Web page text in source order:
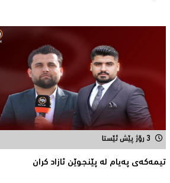
3 رۆژ پێش ئێستا
تیمه‌كه‌ی په‌یام له‌ پێنجوێن ئازاد كران